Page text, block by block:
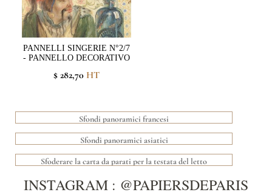
PANNELLI SINGERIE N°2/7
- PANNELLO DECORATIVO
$ 282,70HT
Sfondi panoramici francesi
Sfondi panoramici asiatici
Sfoderare la carta da parati per la testata del letto
INSTAGRAM : @PAPIERSDEPARIS